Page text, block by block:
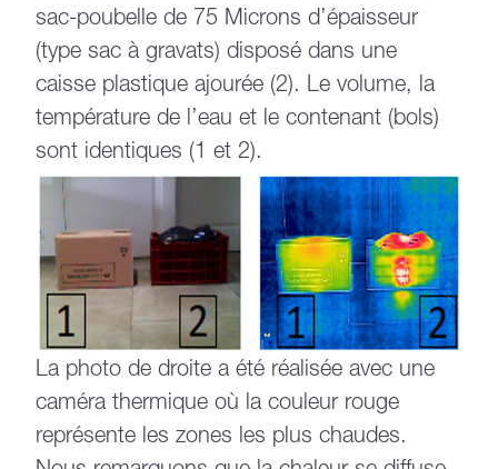
sac-poubelle de 75 Microns d’épaisseur
(type sac à gravats) disposé dans une
caisse plastique ajourée (2). Le volume, la
température de l’eau et le contenant (bols)
sont identiques (1 et 2).
La photo de droite a été réalisée avec une
caméra thermique où la couleur rouge
représente les zones les plus chaudes.